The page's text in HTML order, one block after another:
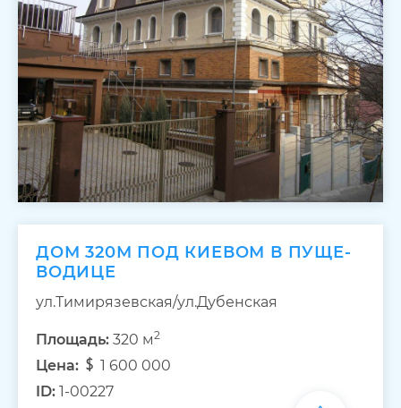
ДОМ 320М ПОД КИЕВОМ В ПУЩЕ-
ВОДИЦЕ
ул.Тимирязевская/ул.Дубенская
Площадь: 320 м2
Цена:
1 600 000
ID: 1-00227